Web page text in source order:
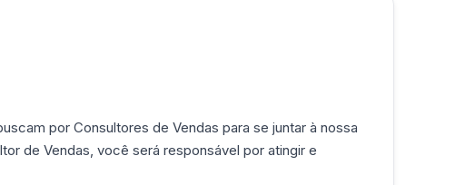
por Consultores de Vendas para se juntar à nossa
de Vendas, você será responsável por atingir e